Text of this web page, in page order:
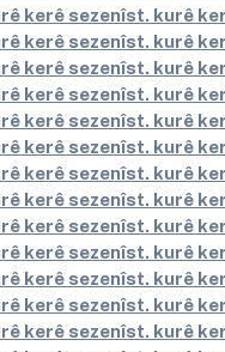
kerê sezenîst. kurê
kerê sezenîst. kurê
kerê sezenîst. kurê
kerê sezenîst. kurê
kerê sezenîst. kurê
kerê sezenîst. kurê
kerê sezenîst. kurê
kerê sezenîst. kurê
kerê sezenîst. kurê
kerê sezenîst. kurê
kerê sezenîst. kurê
kerê sezenîst. kurê
kerê sezenîst. kurê